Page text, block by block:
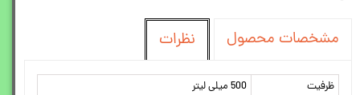
مشخصات محصول نظرات
ظرفیت 500 میلی لیتر